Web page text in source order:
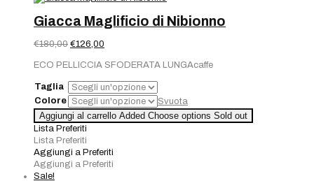
Giacca Maglificio di Nibionno
€180,00 Il
originale
era:
€180,00.
€126,00
attuale
è:
€126,00.
ECO PELLICCIA SFODERATA LUNGAcaffe
Taglia
Colore
Svuota
Aggiungi al carrello Added Choose options Sold out
Lista Preferiti
Lista Preferiti
Aggiungi a Preferiti
Aggiungi a Preferiti
Sale!